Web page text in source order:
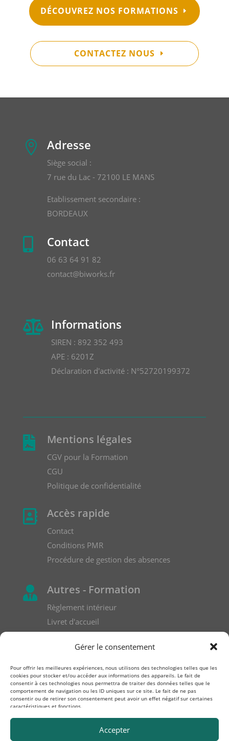
Gérer le consentement
Pour offrir les meilleures expériences, nous utilisons des technologies telles que les
cookies pour stocker et/ou accéder aux informations des appareils. Le fait de
consentir à ces technologies nous permettra de traiter des données telles que le
comportement de navigation ou les ID uniques sur ce site. Le fait de ne pas
consentir ou de retirer son consentement peut avoir un effet négatif sur certaines
caractéristiques et fonctions.
Accepter
DÉCOUVREZ NOS FORMATIONS
CONTACTEZ NOUS
 Adresse
Siège social :
7 rue du Lac - 72100 LE MANS
Etablissement secondaire :
BORDEAUX
 Contact
06 63 64 91 82
contact@biworks.fr
 Informations
SIREN : 892 352 493
APE : 6201Z
Déclaration d'activité : N°52720199372
 Mentions légales
CGV pour la Formation
CGU
Politique de confidentialité
 Accès rapide
Contact
Conditions PMR
Procédure de gestion des absences
 Autres - Formation
Règlement intérieur
Livret d'accueil
Société fondée par une Expert-comptable et un Analyste